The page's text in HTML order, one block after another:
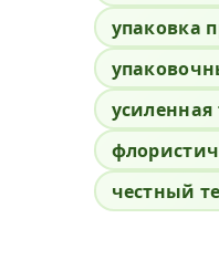
упаковка
усиленная
честный